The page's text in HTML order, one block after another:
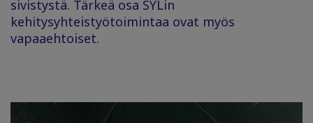
sivistystä. Tärkeä osa SYLin
kehitysyhteistyötoimintaa ovat myös
vapaaehtoiset.